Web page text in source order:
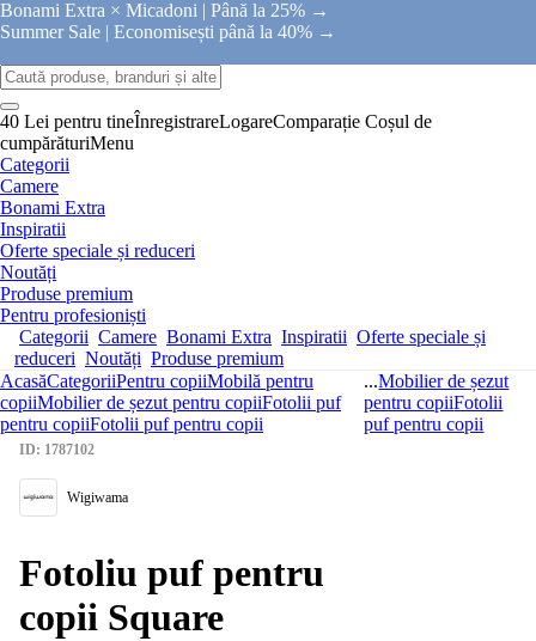
Bonami Extra × Micadoni | Până la 25% →
Summer Sale | Economisești până la 40% →
40 Lei pentru tineÎnregistrareLogareComparație Coșul de
cumpărăturiMenu
Categorii
Camere
Bonami Extra
Inspiratii
Oferte speciale și reduceri
Noutăți
Produse premium
Pentru profesioniști
Categorii Camere Bonami Extra Inspiratii Oferte speciale și
reduceri Noutăți Produse premium
AcasăCategoriiPentru copiiMobilă pentru
copiiMobilier de șezut pentru copiiFotolii puf
pentru copiiFotolii puf pentru copii
...Mobilier de șezut
pentru copiiFotolii
puf pentru copii
ID: 1787102
Wigiwama
Fotoliu puf pentru
copii Square